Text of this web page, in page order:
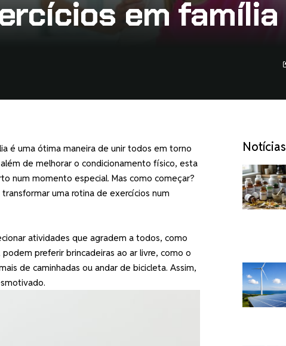
em família
é uma ótima maneira de unir todos em torno
de melhorar o condicionamento físico, esta
num momento especial. Mas como começar?
uma rotina de exercícios num
atividades que agradem a todos, como
preferir brincadeiras ao ar livre, como o
de caminhadas ou andar de bicicleta. Assim,
Notícias